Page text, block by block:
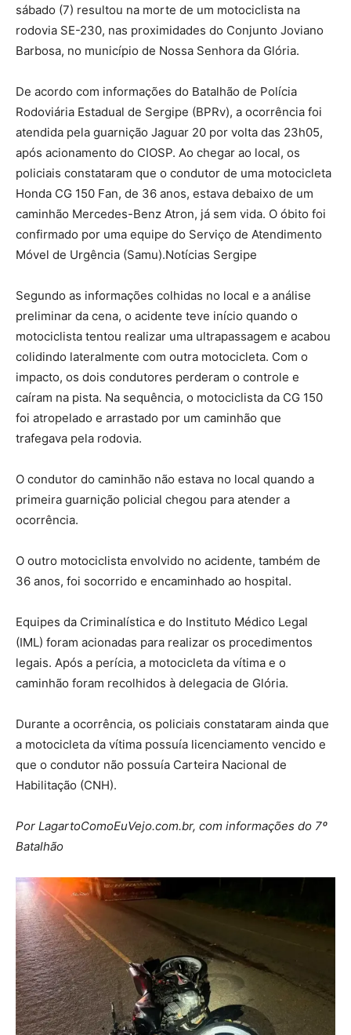
sábado (7) resultou na morte de um motociclista na
rodovia SE-230, nas proximidades do Conjunto Joviano
Barbosa, no município de Nossa Senhora da Glória.
De acordo com informações do Batalhão de Polícia
Rodoviária Estadual de Sergipe (BPRv), a ocorrência foi
atendida pela guarnição Jaguar 20 por volta das 23h05,
após acionamento do CIOSP. Ao chegar ao local, os
policiais constataram que o condutor de uma motocicleta
Honda CG 150 Fan, de 36 anos, estava debaixo de um
caminhão Mercedes-Benz Atron, já sem vida. O óbito foi
confirmado por uma equipe do Serviço de Atendimento
Móvel de Urgência (Samu).Notícias Sergipe
Segundo as informações colhidas no local e a análise
preliminar da cena, o acidente teve início quando o
motociclista tentou realizar uma ultrapassagem e acabou
colidindo lateralmente com outra motocicleta. Com o
impacto, os dois condutores perderam o controle e
caíram na pista. Na sequência, o motociclista da CG 150
foi atropelado e arrastado por um caminhão que
trafegava pela rodovia.
O condutor do caminhão não estava no local quando a
primeira guarnição policial chegou para atender a
ocorrência.
O outro motociclista envolvido no acidente, também de
36 anos, foi socorrido e encaminhado ao hospital.
Equipes da Criminalística e do Instituto Médico Legal
(IML) foram acionadas para realizar os procedimentos
legais. Após a perícia, a motocicleta da vítima e o
caminhão foram recolhidos à delegacia de Glória.
Durante a ocorrência, os policiais constataram ainda que
a motocicleta da vítima possuía licenciamento vencido e
que o condutor não possuía Carteira Nacional de
Habilitação (CNH).
Por LagartoComoEuVejo.com.br, com informações do 7º
Batalhão